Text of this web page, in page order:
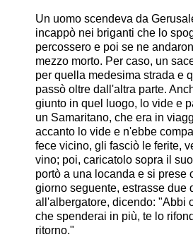
Un uomo scendeva da
incappò nei briganti che lo
percossero e poi se ne
mezzo morto. Per caso, un
per quella medesima strada e
passò oltre dall'altra parte.
giunto in quel luogo, lo vide e
un Samaritano, che era in
accanto lo vide e n'ebbe
fece vicino, gli fasciò le ferite,
vino; poi, caricatolo sopra il
portò a una locanda e si prese
giorno seguente, estrasse due
all'albergatore, dicendo: "Abbi
che spenderai in più, te lo
ritorno."